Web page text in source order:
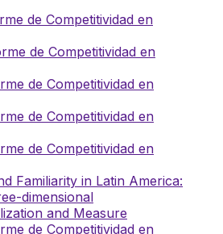
de Competitividad en
de Competitividad en
de Competitividad en
de Competitividad en
de Competitividad en
Familiarity in Latin America:
dimensional
and Measure
de Competitividad en